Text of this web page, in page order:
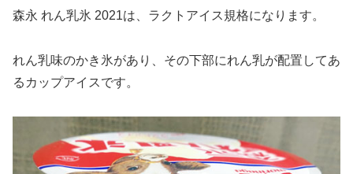
森永 れん乳氷 2021は、ラクトアイス規格になります。
れん乳味のかき氷があり、その下部にれん乳が配置してあ
るカップアイスです。